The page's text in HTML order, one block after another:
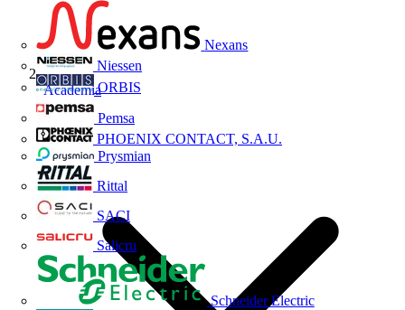
Nexans
Niessen
ORBIS
Pemsa
PHOENIX CONTACT, S.A.U.
Prysmian
Rittal
SACI
Salicru
Schneider Electric
Academia